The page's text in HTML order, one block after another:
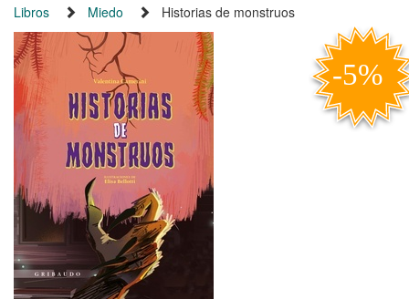
Libros Miedo Historias de monstruos